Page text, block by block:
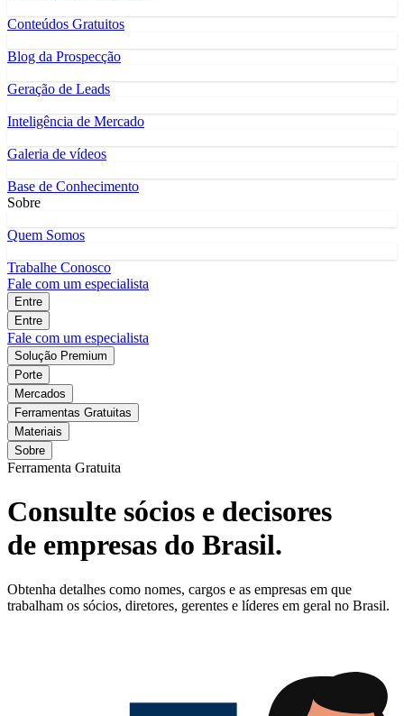
Conteúdos Gratuitos
Blog da Prospecção
Geração de Leads
Inteligência de Mercado
Galeria de vídeos
Base de Conhecimento
Sobre
Quem Somos
Trabalhe Conosco
Fale com um especialista
Entre
Entre
Fale com um especialista
Solução Premium
Porte
Mercados
Ferramentas Gratuitas
Materiais
Sobre
Ferramenta Gratuita
Consulte sócios e decisores
de empresas do Brasil.
Obtenha detalhes como nomes, cargos e as empresas em que
trabalham os sócios, diretores, gerentes e líderes em geral no Brasil.